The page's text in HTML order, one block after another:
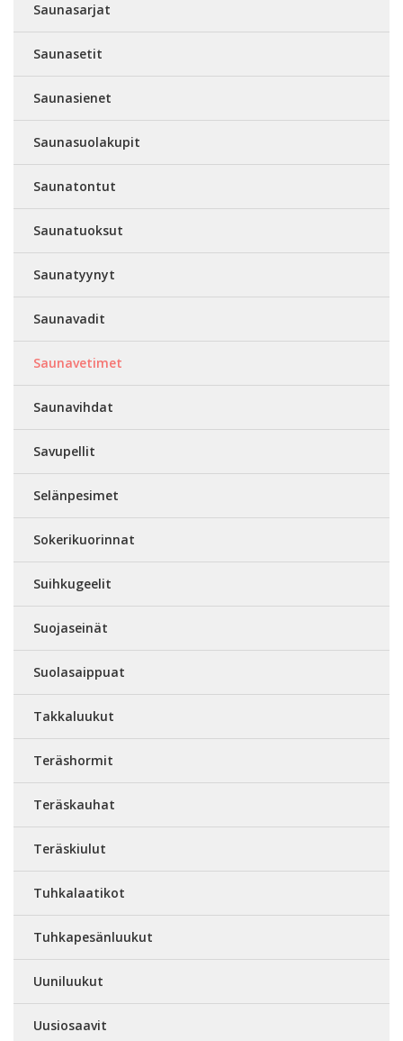
Saunasarjat
Saunasetit
Saunasienet
Saunasuolakupit
Saunatontut
Saunatuoksut
Saunatyynyt
Saunavadit
Saunavetimet
Saunavihdat
Savupellit
Selänpesimet
Sokerikuorinnat
Suihkugeelit
Suojaseinät
Suolasaippuat
Takkaluukut
Teräshormit
Teräskauhat
Teräskiulut
Tuhkalaatikot
Tuhkapesänluukut
Uuniluukut
Uusiosaavit